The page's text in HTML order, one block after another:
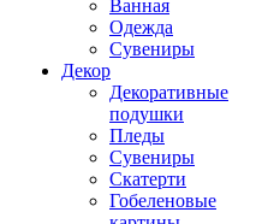
Ванная
Одежда
Сувениры
Декор
Декоративные
подушки
Пледы
Сувениры
Скатерти
Гобеленовые